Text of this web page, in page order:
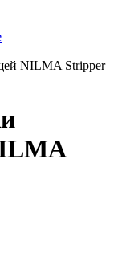
NILMA Stripper